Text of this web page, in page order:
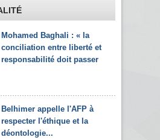
Mohamed Baghali : « la
conciliation entre liberté et
responsabilité doit passer
Belhimer appelle l'AFP à
respecter l'éthique et la
déontologie...